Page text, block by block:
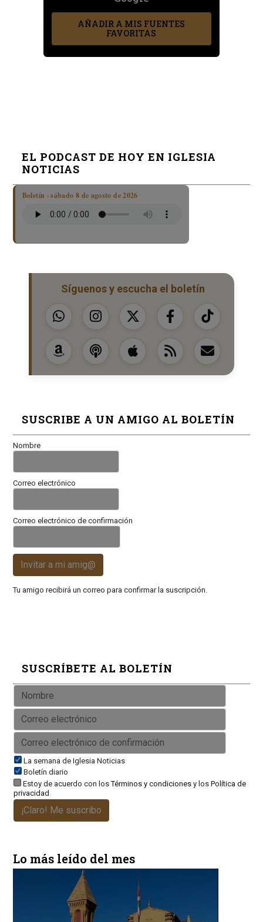
AÑADIR A MIS FUENTES
FAVORITAS
EL PODCAST DE HOY EN IGLESIA
NOTICIAS
Boletín · sábado 8 de agosto de 2026
Síguenos y escucha el boletín
SUSCRIBE A UN AMIGO AL BOLETÍN
Nombre
Correo electrónico
Correo electrónico de confirmación
Invitar a mi amig@
Tu amigo recibirá un correo para confirmar la suscripción.
SUSCRÍBETE AL BOLETÍN
La semana de Iglesia Noticias
Boletín diario
Estoy de acuerdo con losTérminos y condicionesy los Política de
privacidad
¡Claro! Me suscribo
Lo más leído del mes